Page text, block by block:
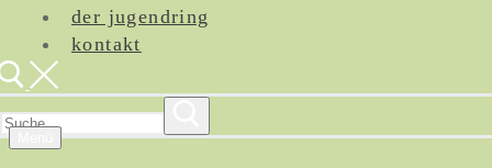
der jugendring
kontakt
nach: